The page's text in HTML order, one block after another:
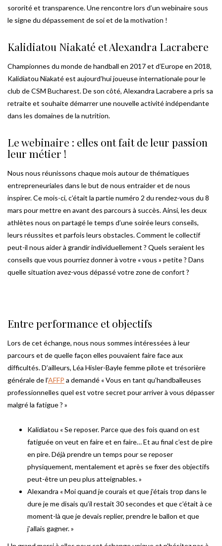
sororité et transparence. Une rencontre lors d’un webinaire sous
le signe du dépassement de soi et de la motivation !
Kalidiatou Niakaté et Alexandra Lacrabere
Championnes du monde de handball en 2017 et d’Europe en 2018,
Kalidiatou Niakaté est aujourd’hui joueuse internationale pour le
club de CSM Bucharest. De son côté, Alexandra Lacrabere a pris sa
retraite et souhaite démarrer une nouvelle activité indépendante
dans les domaines de la nutrition.
Le webinaire : elles ont fait de leur passion
leur métier !
Nous nous réunissons chaque mois autour de thématiques
entrepreneuriales dans le but de nous entraider et de nous
inspirer. Ce mois-ci, c’était la partie numéro 2 du rendez-vous du 8
mars pour mettre en avant des parcours à succès. Ainsi, les deux
athlètes nous on partagé le temps d’une soirée leurs conseils,
leurs réussites et parfois leurs obstacles. Comment le collectif
peut-il nous aider à grandir individuellement ? Quels seraient les
conseils que vous pourriez donner à votre « vous » petite ? Dans
quelle situation avez-vous dépassé votre zone de confort ?
Entre performance et objectifs
Lors de cet échange, nous nous sommes intéressées à leur
parcours et de quelle façon elles pouvaient faire face aux
difficultés. D’ailleurs, Léa Hisler-Bayle femme pilote et trésorière
générale de l’AFFP a demandé « Vous en tant qu’handballeuses
professionnelles quel est votre secret pour arriver à vous dépasser
malgré la fatigue ? »
Kalidiatou « Se reposer. Parce que des fois quand on est
fatiguée on veut en faire et en faire… Et au final c’est de pire
en pire. Déjà prendre un temps pour se reposer
physiquement, mentalement et après se fixer des objectifs
peut-être un peu plus atteignables. »
Alexandra « Moi quand je courais et que j’étais trop dans le
dure je me disais qu’il restait 30 secondes et que c’était à ce
moment-là que je devais replier, prendre le ballon et que
j’allais gagner. »